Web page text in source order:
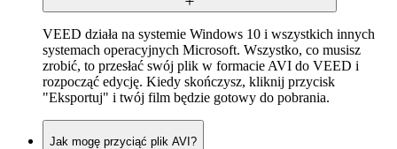
VEED działa na systemie Windows 10 i wszystkich innych
systemach operacyjnych Microsoft. Wszystko, co musisz
zrobić, to przesłać swój plik w formacie AVI do VEED i
rozpocząć edycję. Kiedy skończysz, kliknij przycisk
"Eksportuj" i twój film będzie gotowy do pobrania.
Jak mogę przyciąć plik AVI?